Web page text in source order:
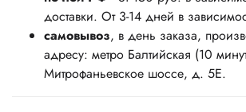
доставки. От 3-14 дней в
самовывоз, в день заказа,
адресу: метро Балтийская (10
Митрофаньевское шоссе, д. 5Е.